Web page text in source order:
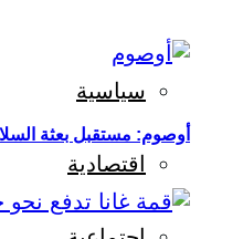
سياسية
اقتصادية
أوصوم: مستقبل بعثة